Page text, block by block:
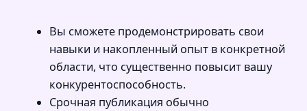
Вы сможете продемонстрировать свои
навыки и накопленный опыт в конкретной
области, что существенно повысит вашу
конкурентоспособность.
Срочная публикация обычно